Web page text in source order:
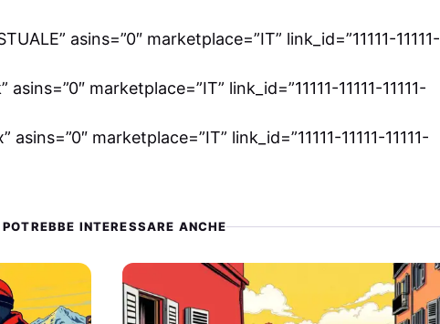
asins=”0″ marketplace=”IT” link_id=”11111-11111-
marketplace=”IT” link_id=”11111-11111-11111-
marketplace=”IT” link_id=”11111-11111-11111-
INTERESSARE ANCHE